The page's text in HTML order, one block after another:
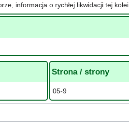
informacja o rychłej likwidacji tej kolei
Strona / strony
05-9